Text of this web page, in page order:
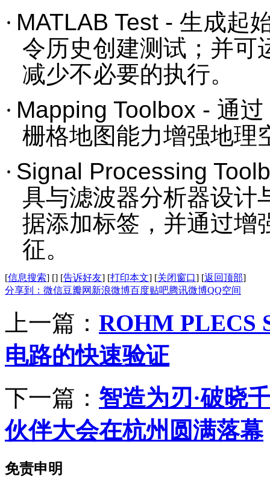
· MATLAB Test - 生成起
令历史创建测试；并可
减少不必要的执行。
· Mapping Toolbox - 通过
栅格地图能力增强地理
· Signal Processing
具与滤波器分析器设计
据添加标签，并通过增
征。
[信息搜索] [] [告诉好友] [打印本文] [关闭窗口] [返回顶部]
分享到： 微信豆瓣网 新浪微博百度贴吧腾讯微博QQ空间
上一篇： ROHM PLECS
电路的快速验证
下一篇： 智造为刃·破晓
伙伴大会在杭州圆满落幕
免责申明